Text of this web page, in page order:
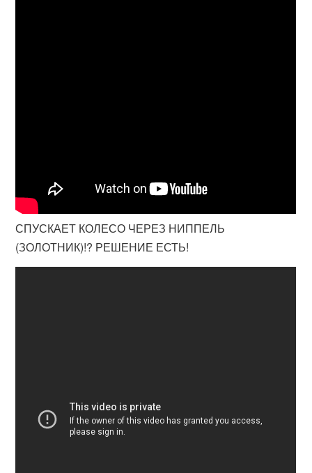
СПУСКАЕТ КОЛЕСО ЧЕРЕЗ НИППЕЛЬ
(ЗОЛОТНИК)!? РЕШЕНИЕ ЕСТЬ!